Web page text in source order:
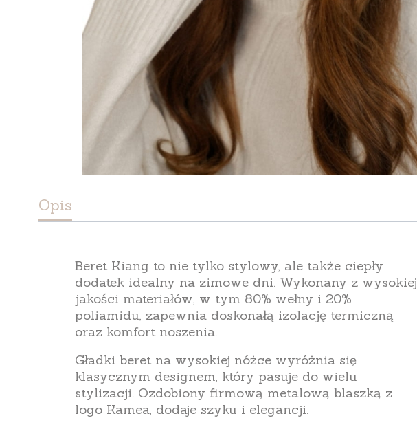
Opis
Beret Kiang to nie tylko stylowy, ale także ciepły
dodatek idealny na zimowe dni. Wykonany z wysokiej
jakości materiałów, w tym 80% wełny i 20%
poliamidu, zapewnia doskonałą izolację termiczną
oraz komfort noszenia.
Gładki beret na wysokiej nóżce wyróżnia się
klasycznym designem, który pasuje do wielu
stylizacji. Ozdobiony firmową metalową blaszką z
logo Kamea, dodaje szyku i elegancji.